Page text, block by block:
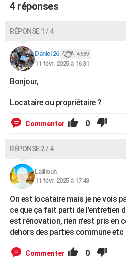
4 réponses
RÉPONSE 1 / 4
Daniel 26 4 689
11 févr. 2025 à 16:31
Bonjour,
Locataire ou propriétaire ?
Commenter 0
RÉPONSE 2 / 4
Laililouh
11 févr. 2025 à 17:43
On est locataire mais je ne vois
ce que ça fait parti de l’entretien
est rénovation, rien n’est pris en
dehors des parties commune etc
Commenter 0